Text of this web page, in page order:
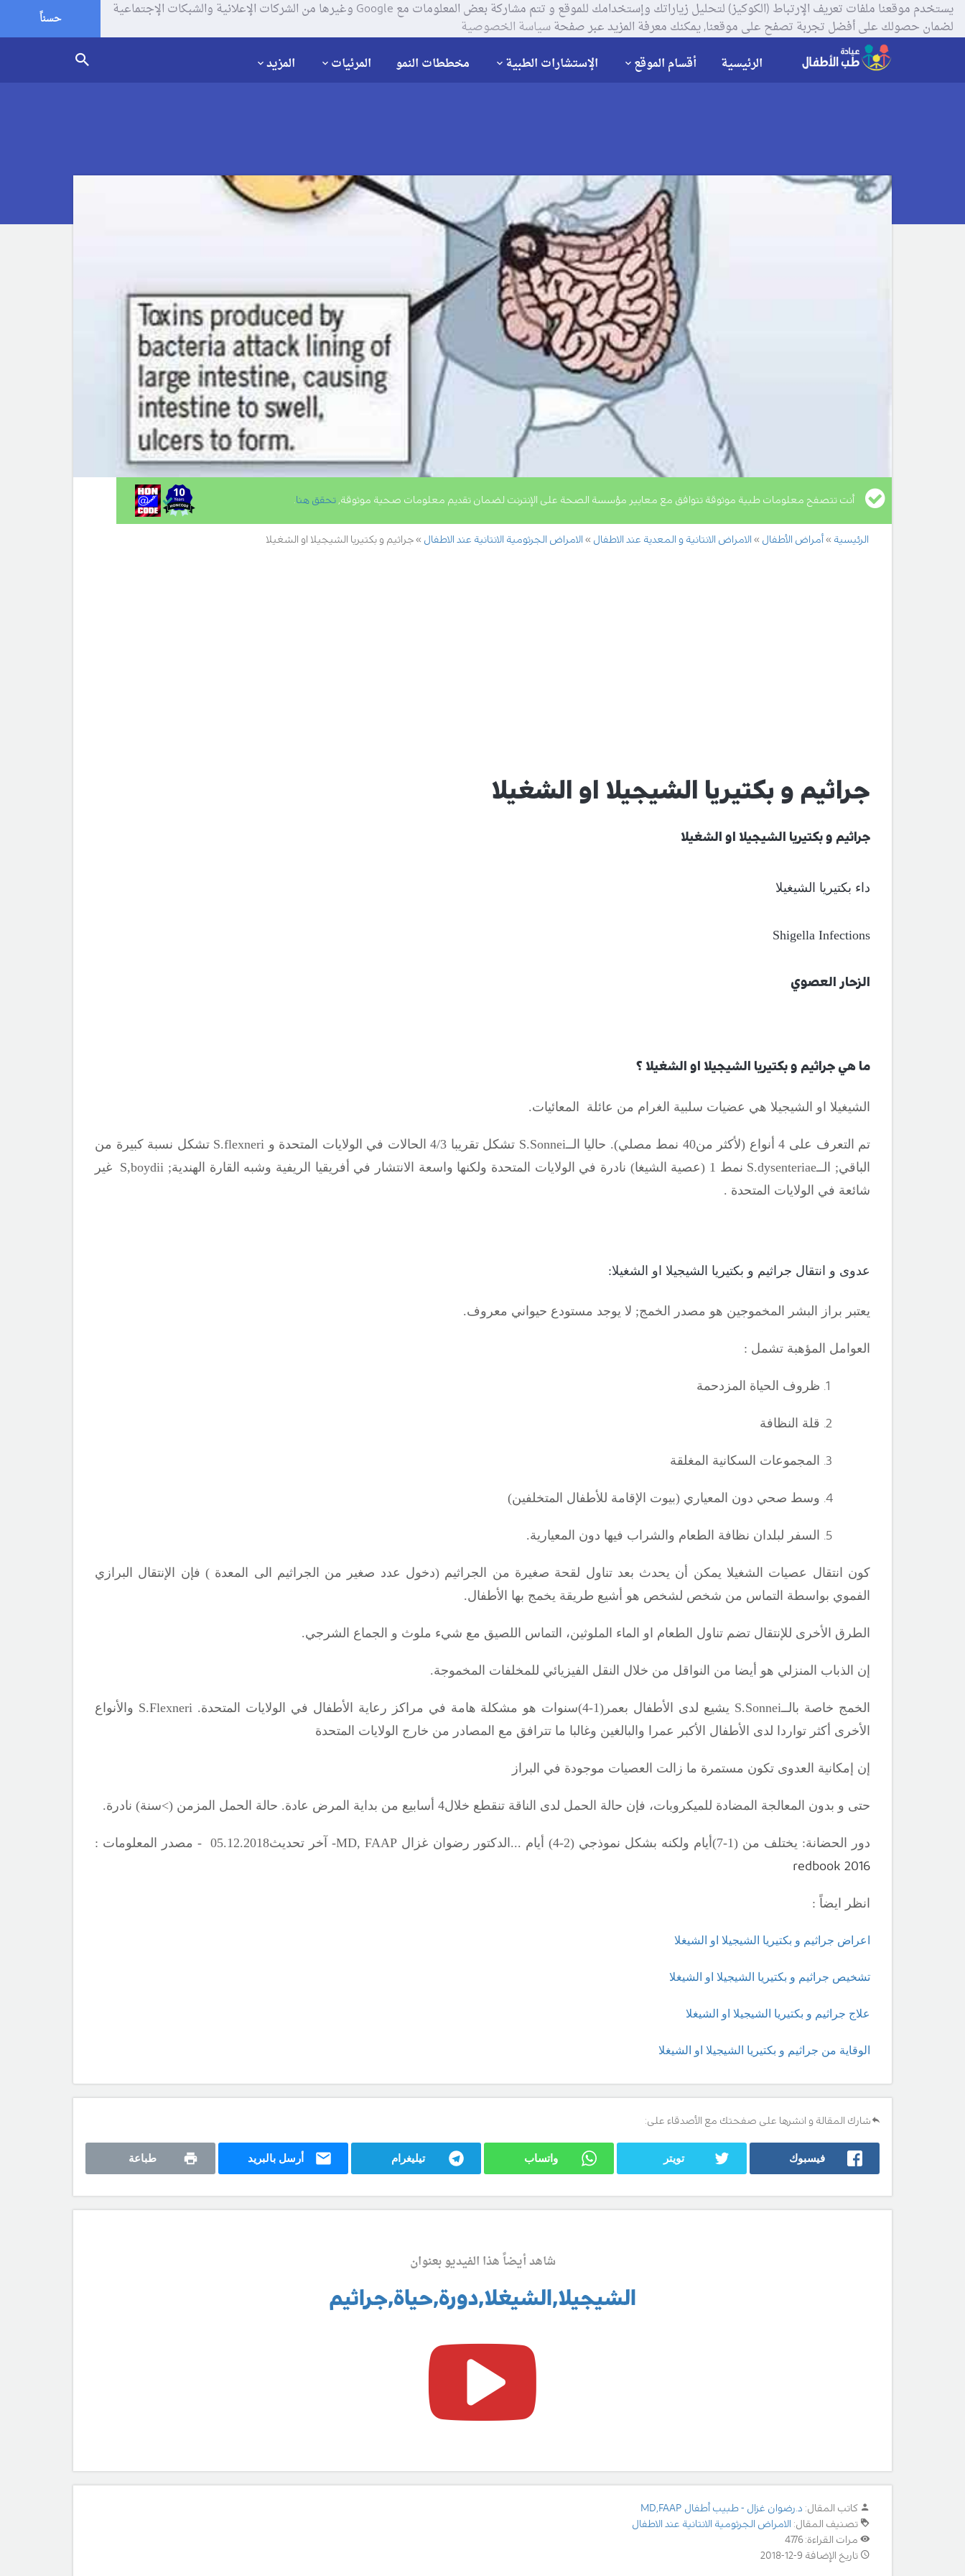
يستخدم موقعنا ملفات تعريف الإرتباط (الكوكيز) لتحليل زياراتك وإستخدامك للموقع و تتم مشاركة بعض المعلومات مع Google وغيرها من الشركات الإعلانية والشبكات الإجتماعية
لضمان حصولك على أفضل تجربة تصفح على موقعنا, يمكنك معرفة المزيد عبر صفحةسياسة الخصوصية حسناً
الرئيسية أقسام الموقع الإستشارات الطبية مخططات النمو المرئيات المزيد
أنت تتصفح معلومات طبية موثوقة تتوافق مع معايير مؤسسة الصحة على الإنترنت لضمان تقديم معلومات صحية موثوقة, تحقق هنا.
الرئيسية أمراض الأطفال الامراض الانتانية و المعدية عند الاطفال الامراض الجرثومية الانتانية عند الاطفال جراثيم و بكتيريا الشيجيلا او الشغيلا
جراثيم و بكتيريا الشيجيلا او الشغيلا
جراثيم و بكتيريا الشيجيلا او الشغيلا
داء بكتيريا الشيغيلا
Shigella Infections
الزحار العصوي
ما هي جراثيم و بكتيريا الشيجيلا او الشغيلا ؟
الشيغيلا او الشيجيلا هي عضيات سلبية الغرام من عائلة المعائيات.
تم التعرف على 4 أنواع (لأكثر من40 نمط مصلي). حاليا الــ S.Sonnei تشكل تقريبا 4/3 الحالات في الولايات المتحدة و S.flexneri تشكل نسبة كبيرة من
الباقي; الــS.dysenteriae نمط 1 (عصية الشيغا) نادرة في الولايات المتحدة ولكنها واسعة الانتشار في أفريقيا الريفية وشبه القارة الهندية ;
S,boydii غير
شائعة في الولايات المتحدة .
عدوى و انتقال جراثيم و بكتيريا الشيجيلا او الشغيلا:
يعتبر براز البشر المخموجين هو مصدر الخمج; لا يوجد مستودع حيواني معروف.
العوامل المؤهبة تشمل :
ظروف الحياة المزدحمة
قلة النظافة
المجموعات السكانية المغلقة
وسط صحي دون المعياري (بيوت الإقامة للأطفال المتخلفين)
السفر لبلدان نظافة الطعام والشراب فيها دون المعيارية.
كون انتقال عصيات الشغيلا يمكن أن يحدث بعد تناول لقحة صغيرة من الجراثيم (دخول عدد صغير من الجراثيم الى المعدة ) فإن الإنتقال البرازي
الفموي بواسطة التماس من شخص لشخص هو أشيع طريقة يخمج بها الأطفال.
الطرق الأخرى للإنتقال تضم تناول الطعام او الماء الملوثين، التماس اللصيق مع شيء ملوث و الجماع الشرجي.
إن الذباب المنزلي هو أيضا من النواقل من خلال النقل الفيزيائي للمخلفات المخموجة.
الخمج خاصة بالــS.Sonnei يشيع لدى الأطفال بعمر(1-4)سنوات هو مشكلة هامة في مراكز رعاية الأطفال في الولايات المتحدة. S.Flexneri والأنواع
الأخرى أكثر تواردا لدى الأطفال الأكبر عمرا والبالغين وغالبا ما تترافق مع المصادر من خارج الولايات المتحدة
إن إمكانية العدوى تكون مستمرة ما زالت العصيات موجودة في البراز
حتى و بدون المعالجة المضادة للميكروبات، فإن حالة الحمل لدى الناقة تنقطع خلال4 أسابيع من بداية المرض عادة. حالة الحمل المزمن (>سنة) نادرة.
دور الحضانة: يختلف من (1-7)أيام ولكنه بشكل نموذجي (2-4) أيام . .. الدكتور رضوان غزال MD, FAAP
- خر تحديث0 5.12.2018 - مصدر المعلومات :
redbook 2016
انظر ايضاً :
اعراض جراثيم و بكتيريا الشيجيلا او الشيغلا
تشخيص جراثيم و بكتيريا الشيجيلا او الشيغلا
علاج جراثيم و بكتيريا الشيجيلا او الشيغلا
الوقاية من جراثيم و بكتيريا الشيجيلا او الشيغلا
شارك المقالة و انشرها على صفحتك مع الأصدقاء على:
فيسبوك تويتر واتساب تيليغرام أرسل بالبريد طباعة
شاهد أيضاً هذا الفيديو بعنوان
الشيجيلا,الشيغلا,دورة,حياة,جراثيم
كاتب المقال: د.رضوان غزال - طبيب أطفال MD,FAAP
تصنيف المقال: الامراض الجرثومية الانتانية عند الاطفال
مرات القراءة: 4776
تاريخ الإضافة 9-12-2018